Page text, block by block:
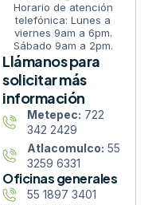
Horario de atención
telefónica: Lunes a
viernes 9am a 6pm.
Sábado 9am a 2pm.
Llámanos para
solicitar más
información
Metepec: 722
342 2429
Atlacomulco: 55
3259 6331
Oficinas generales
55 1897 3401